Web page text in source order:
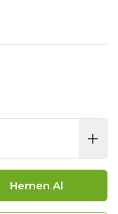
Hemen Al